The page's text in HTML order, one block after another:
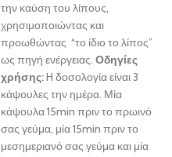
την καύση του λίπους,
χρησιμοποιώντας και
προωθώντας “το ίδιο το λίπος”
ως πηγή ενέργειας. Οδηγίες
χρήσης:H δοσολογία είναι 3
κάψουλες την ημέρα. Μία
κάψουλα 15min πριν το πρωινό
σας γεύμα, μία 15min πριν το
μεσημεριανό σας γεύμα και μία